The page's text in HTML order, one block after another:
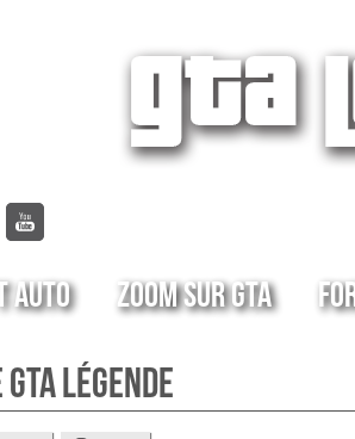
Auto Zoom sur GTA
Légende